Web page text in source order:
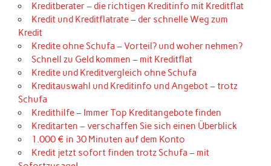
Kreditberater – die richtigen Kreditinfo mit Kreditflat
Kredit und Kreditflatrate – der schnelle Weg zum
Kredit
Kredite ohne Schufa – Vorteil? und woher nehmen?
Schnell zu Geld kommen – mit Kreditflat
Kredite und Kreditvergleich ohne Schufa
Kreditauswahl und Kreditinfo und Angebot – trotz
Schufa
Kredithilfe – Immer Top Kreditangebote finden
Kreditarten – verschaffen Sie sich einen Überblick
1.000 € in 30 Minuten auf dem Konto
Kredit jetzt sofort finden trotz Schufa – mit